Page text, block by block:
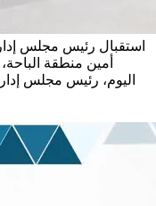
استقبال رئيس مجلس
أمين منطقة
اليوم، رئيس مجلس